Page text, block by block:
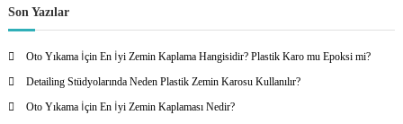
:Son Yazılar
Oto Yıkama İçin En İyi Zemin Kaplama Hangisidir? Plastik Karo mu Epoksi mi?
Detailing Stüdyolarında Neden Plastik Zemin Karosu Kullanılır?
Oto Yıkama İçin En İyi Zemin Kaplaması Nedir?